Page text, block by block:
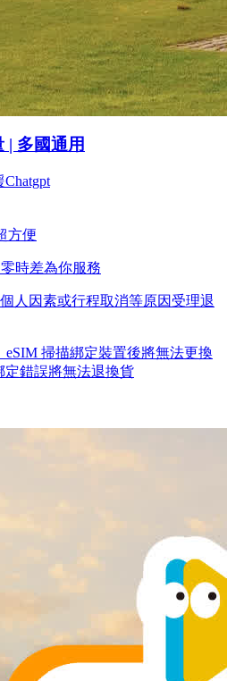
| 多國通用
Chatgpt
方便
時差為你服務
人因素或行程取消等原因受理退
eSIM 掃描綁定裝置後將無法更換
定錯誤將無法退換貨